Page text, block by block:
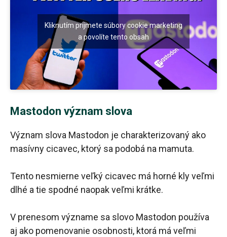
Kliknutím prijmete súbory cookie marketing
a povolíte tento obsah
Mastodon význam slova
Význam slova Mastodon je charakterizovaný ako
masívny cicavec, ktorý sa podobá na mamuta.
Tento nesmierne veľký cicavec má horné kly veľmi
dlhé a tie spodné naopak veľmi krátke.
V prenesom význame sa slovo Mastodon používa
aj ako pomenovanie osobnosti, ktorá má veľmi